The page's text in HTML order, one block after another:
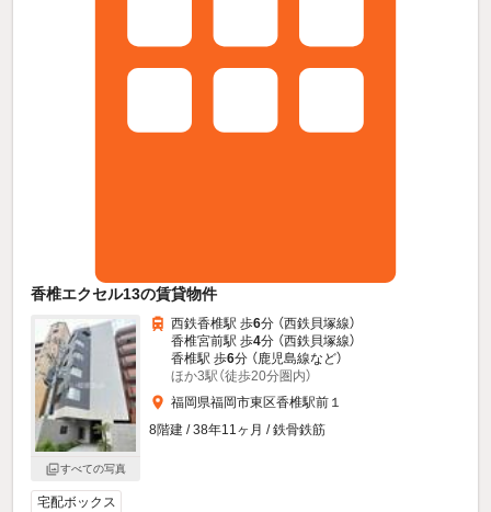
香椎エクセル13の賃貸物件
すべての写真
西鉄香椎駅 歩6分 （西鉄貝塚線）
香椎宮前駅 歩4分 （西鉄貝塚線）
香椎駅 歩6分 （鹿児島線など）
ほか3駅（徒歩20分圏内）
福岡県福岡市東区香椎駅前１
8階建 / 38年11ヶ月 / 鉄骨鉄筋
宅配ボックス